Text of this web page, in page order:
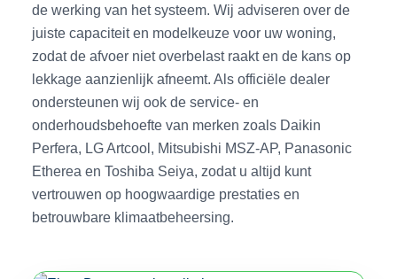
de werking van het systeem. Wij adviseren over de
juiste capaciteit en modelkeuze voor uw woning,
zodat de afvoer niet overbelast raakt en de kans op
lekkage aanzienlijk afneemt. Als officiële dealer
ondersteunen wij ook de service- en
onderhoudsbehoefte van merken zoals Daikin
Perfera, LG Artcool, Mitsubishi MSZ-AP, Panasonic
Etherea en Toshiba Seiya, zodat u altijd kunt
vertrouwen op hoogwaardige prestaties en
betrouwbare klimaatbeheersing.